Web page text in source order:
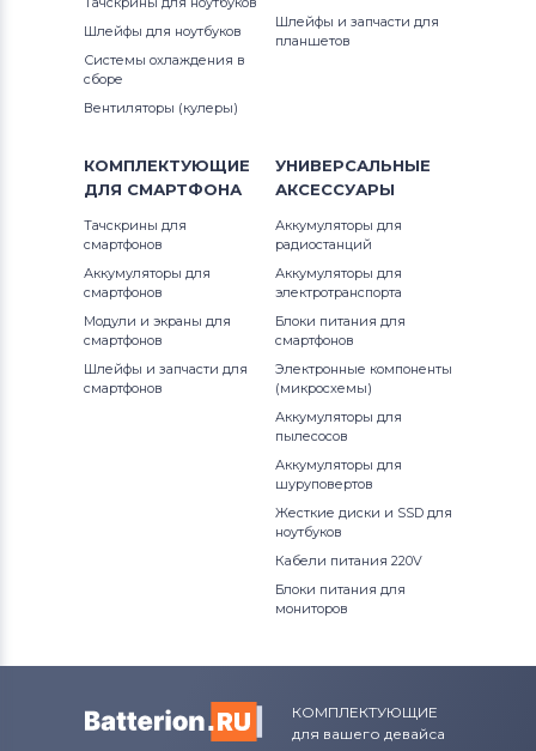
Шлейфы для ноутбуков
Системы охлаждения в
сборе
Вентиляторы (кулеры)
Шлейфы и запчасти для
планшетов
КОМПЛЕКТУЮЩИЕ
ДЛЯ СМАРТФОНА
Тачскрины для
смартфонов
Аккумуляторы для
смартфонов
Модули и экраны для
смартфонов
Шлейфы и запчасти для
смартфонов
УНИВЕРСАЛЬНЫЕ
АКСЕССУАРЫ
Аккумуляторы для
радиостанций
Аккумуляторы для
электротранспорта
Блоки питания для
смартфонов
Электронные компоненты
(микросхемы)
Аккумуляторы для
пылесосов
Аккумуляторы для
шуруповертов
Жесткие диски и SSD для
ноутбуков
Кабели питания 220V
Блоки питания для
мониторов
КОМПЛЕКТУЮЩИЕ
для вашего девайса